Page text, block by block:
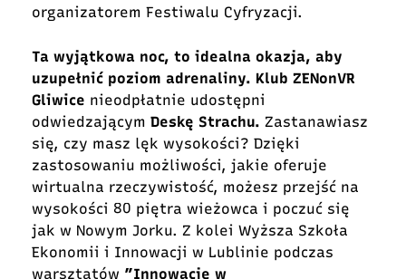
organizatorem Festiwalu Cyfryzacji.
Ta wyjątkowa noc, to idealna okazja, aby
uzupełnić poziom adrenaliny. Klub ZENonVR
Gliwice nieodpłatnie udostępni
odwiedzającym Deskę Strachu. Zastanawiasz
się, czy masz lęk wysokości? Dzięki
zastosowaniu możliwości, jakie oferuje
wirtualna rzeczywistość, możesz przejść na
wysokości 80 piętra wieżowca i poczuć się
jak w Nowym Jorku. Z kolei Wyższa Szkoła
Ekonomii i Innowacji w Lublinie podczas
warsztatów ”Innowacje w